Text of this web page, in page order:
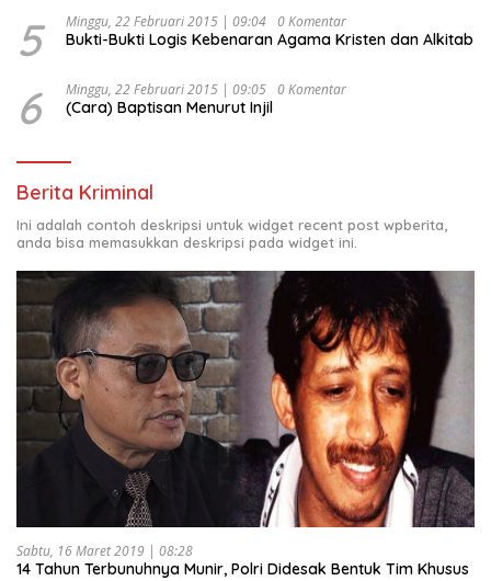
5 Minggu, 22 Februari 2015 | 09:04 0 Komentar
Bukti-Bukti Logis Kebenaran Agama Kristen dan Alkitab
6 Minggu, 22 Februari 2015 | 09:05 0 Komentar
(Cara) Baptisan Menurut Injil
Berita Kriminal
Ini adalah contoh deskripsi untuk widget recent post wpberita,
anda bisa memasukkan deskripsi pada widget ini.
Sabtu, 16 Maret 2019 | 08:28
14 Tahun Terbunuhnya Munir, Polri Didesak Bentuk Tim Khusus